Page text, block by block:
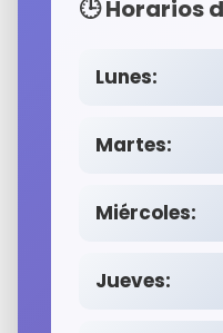
🕒 Horarios
Lunes:
Martes:
Miércoles:
Jueves: